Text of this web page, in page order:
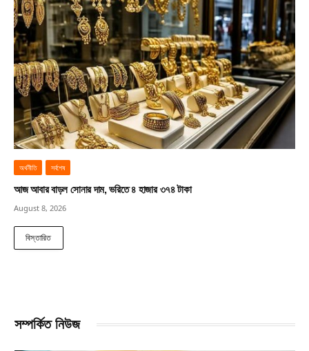
অর্থনীতি সর্বশেষ
আজ আবার বাড়ল সোনার দাম, ভরিতে ৪ হাজার ৩৭৪ টাকা
August 8, 2026
বিস্তারিত
সম্পর্কিত নিউজ